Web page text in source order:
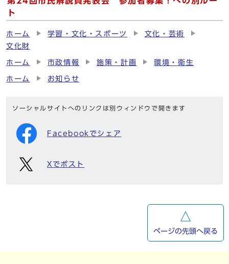
ト
ホーム 学習・文化・スポーツ
文化・芸術
文化財
ホーム 市政情報 施策・計画 環境・衛生
ホーム お知らせ
ソーシャルサイトへのリンクは別ウィンドウで開きます
Facebookでシェア
Xでポスト
ページの先頭へ戻る